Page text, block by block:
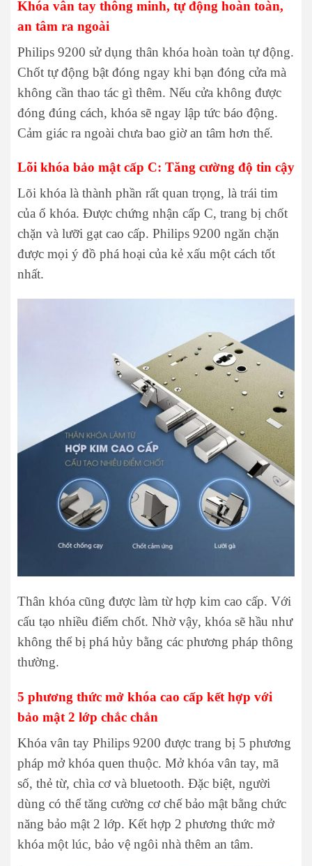
Khóa vân tay thông minh, tự động hoàn toàn,
an tâm ra ngoài
Philips 9200 sử dụng thân khóa hoàn toàn tự động.
Chốt tự động bật đóng ngay khi bạn đóng cửa mà
không cần thao tác gì thêm. Nếu cửa không được
đóng đúng cách, khóa sẽ ngay lập tức báo động.
Cảm giác ra ngoài chưa bao giờ an tâm hơn thế.
Lõi khóa bảo mật cấp C: Tăng cường độ tin cậy
Lõi khóa là thành phần rất quan trọng, là trái tim
của ổ khóa. Được chứng nhận cấp C, trang bị chốt
chặn và lưỡi gạt cao cấp. Philips 9200 ngăn chặn
được mọi ý đồ phá hoại của kẻ xấu một cách tốt
nhất.
Thân khóa cũng được làm từ hợp kim cao cấp. Với
cấu tạo nhiều điểm chốt. Nhờ vậy, khóa sẽ hầu như
không thể bị phá hủy bằng các phương pháp thông
thường.
5 phương thức mở khóa cao cấp kết hợp với
bảo mật 2 lớp chắc chắn
Khóa vân tay Philips 9200 được trang bị 5 phương
pháp mở khóa quen thuộc. Mở khóa vân tay, mã
số, thẻ từ, chìa cơ và bluetooth. Đặc biệt, người
dùng có thể tăng cường cơ chế bảo mật bằng chức
năng bảo mật 2 lớp. Kết hợp 2 phương thức mở
khóa một lúc, bảo vệ ngôi nhà thêm an tâm.